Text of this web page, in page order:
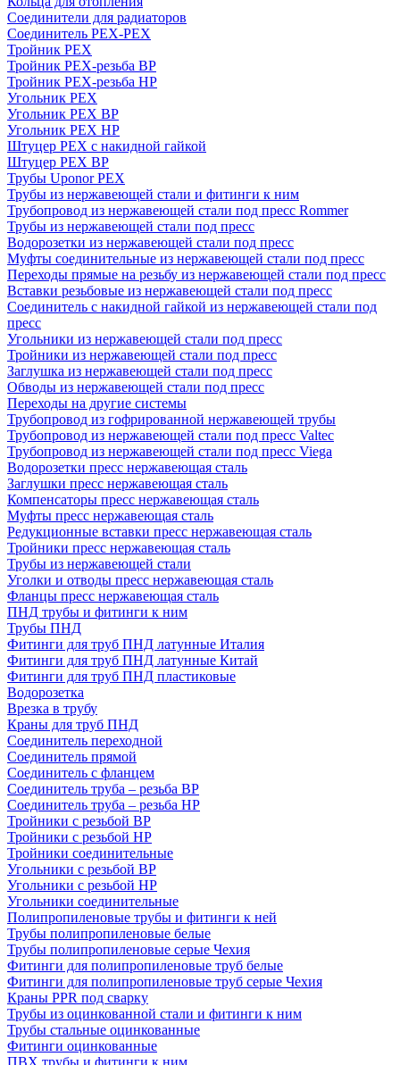
Соединители для радиаторов
Соединитель PEX-PEX
Тройник PEX
Тройник PEX-резьба ВР
Тройник PEX-резьба НР
Угольник PEX
Угольник PEX ВР
Угольник PEX НР
Штуцер PEX c накидной гайкой
Штуцер PEX ВР
Трубы Uponor PEX
Трубы из нержавеющей стали и фитинги к ним
Трубопровод из нержавеющей стали под пресс Rommer
Трубы из нержавеющей стали под пресс
Водорозетки из нержавеющей стали под пресс
Муфты соединительные из нержавеющей стали под пресс
Переходы прямые на резьбу из нержавеющей стали под пресс
Вставки резьбовые из нержавеющей стали под пресс
Соединитель с накидной гайкой из нержавеющей стали под
пресс
Угольники из нержавеющей стали под пресс
Тройники из нержавеющей стали под пресс
Заглушка из нержавеющей стали под пресс
Обводы из нержавеющей стали под пресс
Переходы на другие системы
Трубопровод из гофрированной нержавеющей трубы
Трубопровод из нержавеющей стали под пресс Valtec
Трубопровод из нержавеющей стали под пресс Viega
Водорозетки пресс нержавеющая сталь
Заглушки пресс нержавеющая сталь
Компенсаторы пресс нержавеющая сталь
Муфты пресс нержавеющая сталь
Редукционные вставки пресс нержавеющая сталь
Тройники пресс нержавеющая сталь
Трубы из нержавеющей стали
Уголки и отводы пресс нержавеющая сталь
Фланцы пресс нержавеющая сталь
ПНД трубы и фитинги к ним
Трубы ПНД
Фитинги для труб ПНД латунные Италия
Фитинги для труб ПНД латунные Китай
Фитинги для труб ПНД пластиковые
Водорозетка
Врезка в трубу
Краны для труб ПНД
Соединитель переходной
Соединитель прямой
Соединитель с фланцем
Соединитель труба – резьба ВР
Соединитель труба – резьба НР
Тройники с резьбой ВР
Тройники с резьбой НР
Тройники соединительные
Угольники с резьбой ВР
Угольники с резьбой НР
Угольники соединительные
Полипропиленовые трубы и фитинги к ней
Трубы полипропиленовые белые
Трубы полипропиленовые серые Чехия
Фитинги для полипропиленовые труб белые
Фитинги для полипропиленовые труб серые Чехия
Краны PPR под сварку
Трубы из оцинкованной стали и фитинги к ним
Трубы стальные оцинкованные
Фитинги оцинкованные
ПВХ трубы и фитинги к ним